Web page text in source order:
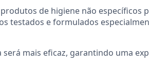
de higiene não específicos
testados e formulados
mais eficaz, garantindo uma